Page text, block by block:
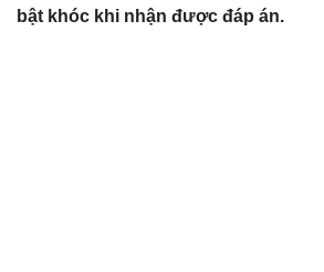
bật khóc khi nhận được đáp án.